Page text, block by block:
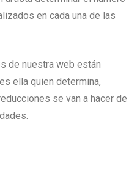
en cada una de las
de nuestra web están
ella quien determina,
se van a hacer de